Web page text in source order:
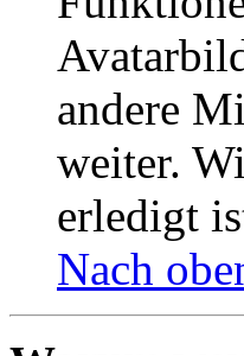
andere
weiter.
erledigt
Nach